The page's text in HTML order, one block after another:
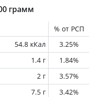
грамм
% от РСП
54.8 кКал
3.25%
1.4 г
1.84%
2 г
3.57%
7.5 г
3.42%